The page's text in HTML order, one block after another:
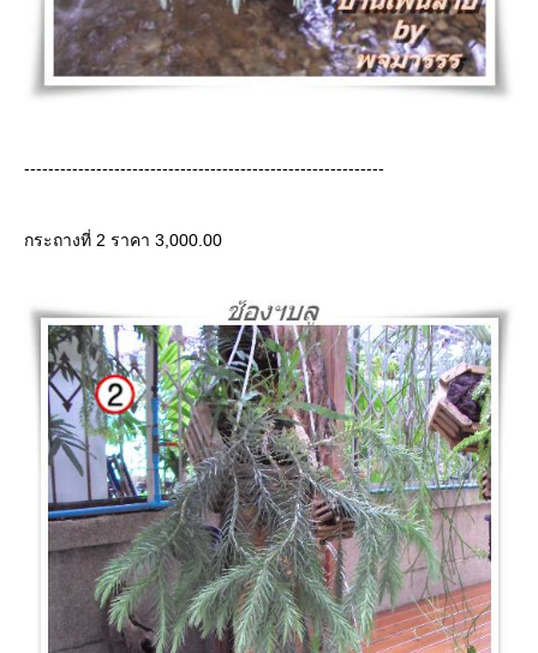
------------------------------------------------------------
กระถางที่ 2 ราคา 3,000.00